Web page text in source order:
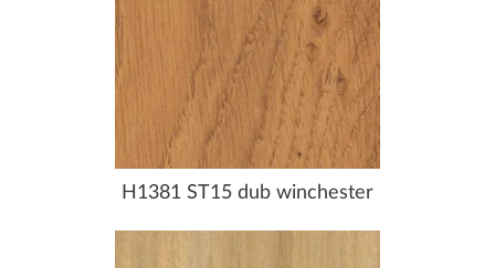
H1381 ST15 dub winchester